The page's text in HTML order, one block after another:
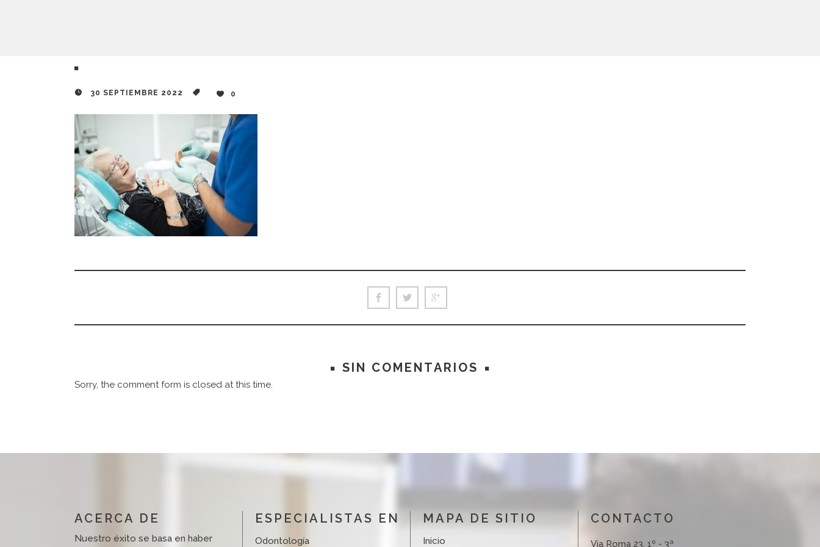
30 SEPTIEMBRE 2022 0
SIN COMENTARIOS
Sorry, the comment form is closed at this time.
ACERCA DE
Nuestro éxito se basa en haber
ESPECIALISTAS EN
Odontología
MAPA DE SITIO
Inicio
CONTACTO
Via Roma 23, 1º - 3ª